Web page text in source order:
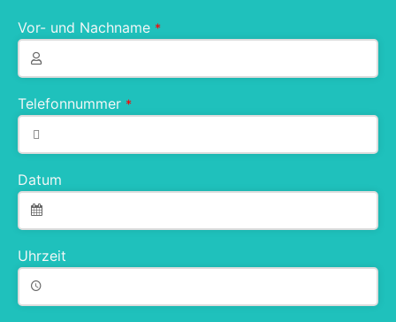
Vor- und Nachname *
Telefonnummer *
Datum
Uhrzeit